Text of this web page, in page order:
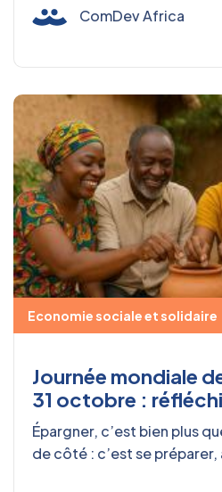
volonté de bâtir un réseau
capable de peser sur les
ComDev Africa
Economie sociale et solidaire
Journée mondiale
31 octobre :
avec sens
Épargner, c’est bien plus
de côté : c’est se